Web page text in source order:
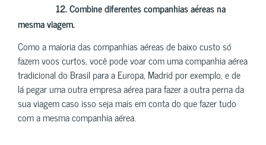
12.Combinediferentes companhias aéreas na
mesma viagem.
Como a maioria das companhias aéreas de baixo custo só
fazem voos curtos, você pode voar com uma companhia aérea
tradicional do Brasil para a Europa, Madrid por exemplo, e de
lá pegar uma outra empresa aérea para fazer a outra perna da
sua viagem caso isso seja mais em conta do que fazer tudo
com a mesma companhia aérea.